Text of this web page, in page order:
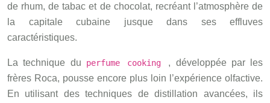
de rhum, de tabac et de chocolat, recréant l’atmosphère de
la capitale cubaine jusque dans ses effluves
caractéristiques.
La technique du perfume cooking , développée par les
frères Roca, pousse encore plus loin l’expérience olfactive.
En utilisant des techniques de distillation avancées, ils